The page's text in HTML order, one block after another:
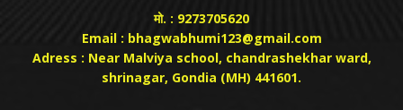
मो. : 9273705620
Email : bhagwabhumi123@gmail.com
Adress : Near Malviya school, chandrashekhar ward,
shrinagar, Gondia (MH) 441601.